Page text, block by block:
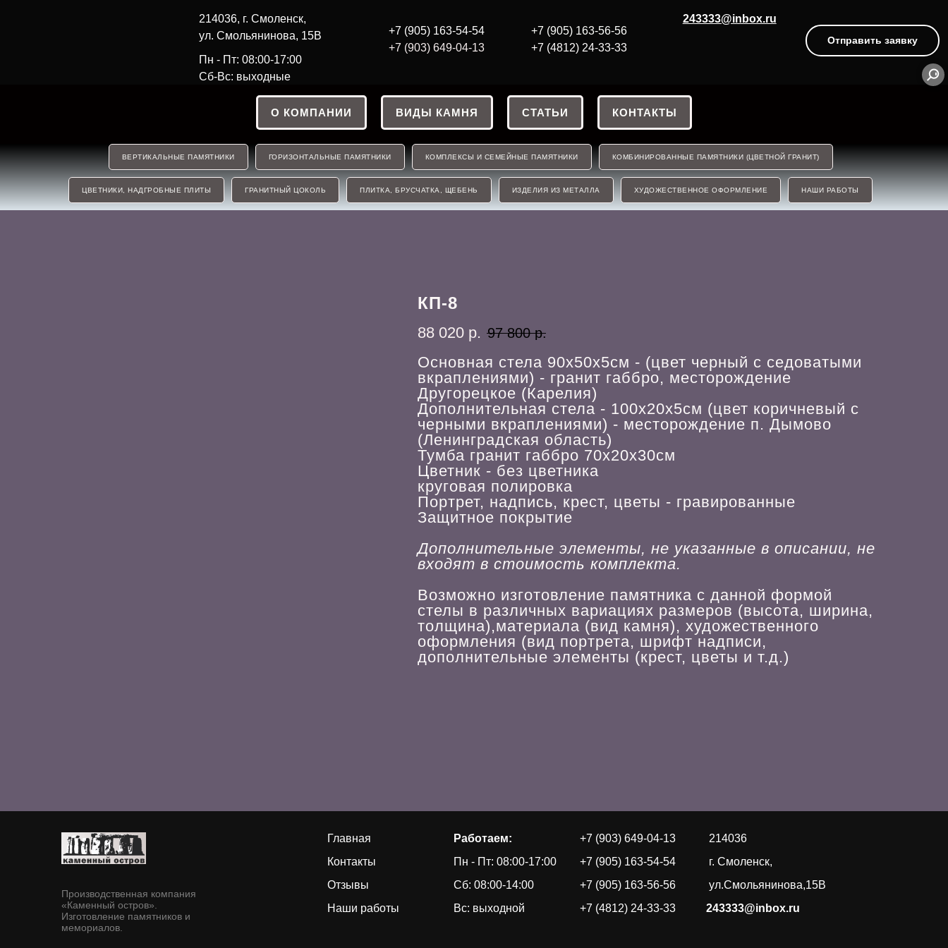
214036, г. Смоленск,
ул. Смольянинова, 15В
Пн - Пт: 08:00-17:00
Сб-Вс: выходные
+7 (905) 163-54-54
+7 (903) 649-04-13
243333@inbox.ru
Отправить заявку
+7 (905) 163-56-56
+7 (4812) 24-33-33
О КОМПАНИИ ВИДЫ КАМНЯ СТАТЬИ КОНТАКТЫ
ВЕРТИКАЛЬНЫЕ ПАМЯТНИКИ ГОРИЗОНТАЛЬНЫЕ ПАМЯТНИКИ КОМПЛЕКСЫ И СЕМЕЙНЫЕ ПАМЯТНИКИ КОМБИНИРОВАННЫЕ ПАМЯТНИКИ (ЦВЕТНОЙ ГРАНИТ)
ЦВЕТНИКИ, НАДГРОБНЫЕ ПЛИТЫ ГРАНИТНЫЙ ЦОКОЛЬ ПЛИТКА, БРУСЧАТКА, ЩЕБЕНЬ ИЗДЕЛИЯ ИЗ МЕТАЛЛА ХУДОЖЕСТВЕННОЕ ОФОРМЛЕНИЕ НАШИ РАБОТЫ
КП-8
88 020 р. 97 800 р.
Основная стела 90х50х5см - (цвет черный с седоватыми
вкраплениями) - гранит габбро, месторождение
Другорецкое (Карелия)
Дополнительная стела - 100х20х5см (цвет коричневый с
черными вкраплениями) - месторождение п. Дымово
(Ленинградская область)
Тумба гранит габбро 70х20х30см
Цветник - без цветника
круговая полировка
Портрет, надпись, крест, цветы - гравированные
Защитное покрытие
Дополнительные элементы, не указанные в описании, не
входят в стоимость комплекта.
Возможно изготовление памятника с данной формой
стелы в различных вариациях размеров (высота, ширина,
толщина),материала (вид камня), художественного
оформления (вид портрета, шрифт надписи,
дополнительные элементы (крест, цветы и т.д.)
Производственная компания
«Каменный остров».
Изготовление памятников и
мемориалов.
Главная
Контакты
Отзывы
Наши работы
Работаем:
Пн - Пт: 08:00-17:00
Сб: 08:00-14:00
Вс: выходной
+7 (903) 649-04-13
+7 (905) 163-54-54
+7 (905) 163-56-56
+7 (4812) 24-33-33
214036
г. Смоленск,
ул.Смольянинова,15В
243333@inbox.ru